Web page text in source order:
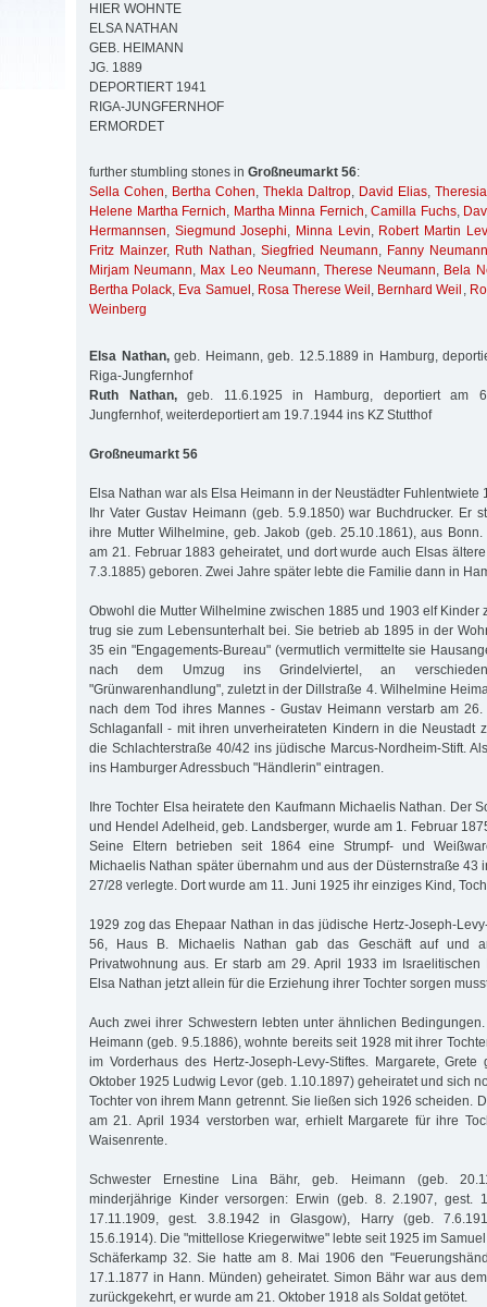
HIER WOHNTE
ELSA NATHAN
GEB. HEIMANN
JG. 1889
DEPORTIERT 1941
RIGA-JUNGFERNHOF
ERMORDET
further stumbling stones in Großneumarkt 56:
Sella Cohen, Bertha Cohen, Thekla Daltrop, David Elias,
Helene Martha Fernich, Martha Minna Fernich, Camilla Fuchs,
Hermannsen, Siegmund Josephi, Minna Levin, Robert Martin
Fritz Mainzer, Ruth Nathan, Siegfried Neumann, Fanny Neumann
Mirjam Neumann, Max Leo Neumann,Therese Neumann, Bela
Bertha Polack, Eva Samuel , Rosa Therese Weil , Bernhard Weil ,
Weinberg
Elsa Nathan,geb. Heimann, geb. 12.5.1889 in Hamburg,
Riga-Jungfernhof
Ruth Nathan,geb. 11.6.1925 in Hamburg, deportiert am
Jungfernhof, weiterdeportiert am 19.7.1944 ins KZ Stutthof
Großneumarkt 56
Elsa Nathan war als Elsa Heimann in der Neustädter Fuhlentwiete
Ihr Vater Gustav Heimann (geb. 5.9.1850) war Buchdrucker. Er
ihre Mutter Wilhelmine, geb. Jakob (geb. 25.10.1861), aus
am 21. Februar 1883 geheiratet, und dort wurde auch Elsas
7.3.1885) geboren. Zwei Jahre später lebte die Familie dann in
Obwohl die Mutter Wilhelmine zwischen 1885 und 1903 elf Kinder
trug sie zum Lebensunterhalt bei. Sie betrieb ab 1895 in der
35 ein "Engagements-Bureau" (vermutlich vermittelte sie
nach dem Umzug ins Grindelviertel, an
"Grünwarenhandlung", zuletzt in der Dillstraße 4. Wilhelmine
nach dem Tod ihres Mannes - Gustav Heimann verstarb am
Schlaganfall - mit ihren unverheirateten Kindern in die Neustadt
die Schlachterstraße 40/42 ins jüdische Marcus-Nordheim-Stift.
ins Hamburger Adressbuch "Händlerin" eintragen.
Ihre Tochter Elsa heiratete den Kaufmann Michaelis Nathan. Der
und Hendel Adelheid, geb. Landsberger, wurde am 1. Februar
Seine Eltern betrieben seit 1864 eine Strumpf- und
Michaelis Nathan später übernahm und aus der Düsternstraße 43
27/28 verlegte. Dort wurde am 11. Juni 1925 ihr einziges Kind,
1929 zog das Ehepaar Nathan in das jüdische Hertz-Joseph-
56, Haus B. Michaelis Nathan gab das Geschäft auf und
Privatwohnung aus. Er starb am 29. April 1933 im Israelitischen
Elsa Nathan jetzt allein für die Erziehung ihrer Tochter sorgen
Auch zwei ihrer Schwestern lebten unter ähnlichen
Heimann (geb. 9.5.1886), wohnte bereits seit 1928 mit ihrer
im Vorderhaus des Hertz-Joseph-Levy-Stiftes. Margarete,
Oktober 1925 Ludwig Levor (geb. 1.10.1897) geheiratet und sich
Tochter von ihrem Mann getrennt. Sie ließen sich 1926 scheiden.
am 21. April 1934 verstorben war, erhielt Margarete für ihre
Waisenrente.
Schwester Ernestine Lina Bähr, geb. Heimann (geb.
minderjährige Kinder versorgen: Erwin (geb. 8. 2.1907, gest.
17.11.1909, gest. 3.8.1942 in Glasgow), Harry (geb.
15.6.1914). Die "mittellose Kriegerwitwe" lebte seit 1925 im
Schäferkamp 32. Sie hatte am 8. Mai 1906 den
17.1.1877 in Hann. Münden) geheiratet. Simon Bähr war aus
zurückgekehrt, er wurde am 21. Oktober 1918 als Soldat getötet.